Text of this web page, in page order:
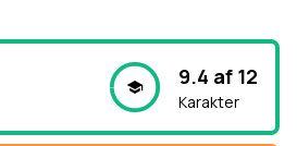
9.4 af 12
Karakter